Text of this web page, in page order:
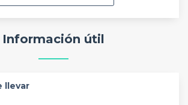
Información útil
llevar